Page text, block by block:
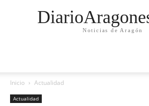
Noticias de Aragón
Inicio Actualidad
Actualidad